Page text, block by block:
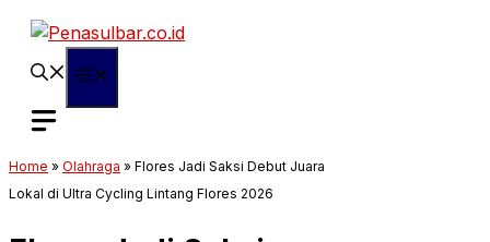
Langsung
Home » Olahraga » Flores Jadi Saksi Debut Juara
Lokal di Ultra Cycling Lintang Flores 2026